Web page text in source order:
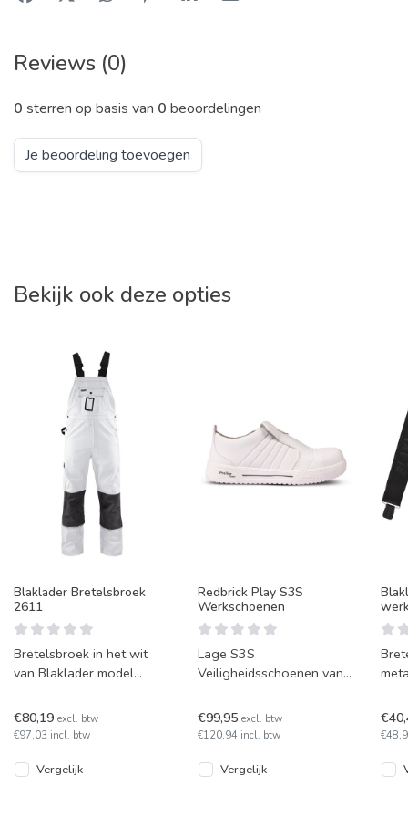
Reviews (0)
0 sterren op basis van 0 beoordelingen
Je beoordeling toevoegen
Bekijk ook deze opties
Blaklader Bretelsbroek
2611
Bretelsbroek in het wit
van Blaklader model
schilders dankzij de kleur
wit en de s
€80,19 excl. btw
€97,03 incl. btw
Vergelijk
Redbrick Play S3S
Werkschoenen
Lage S3S
Veiligheidsschoenen van
Play, zeer geschikt voor
(binnen)schilder
€99,95 excl. btw
€120,94 incl. btw
Vergelijk